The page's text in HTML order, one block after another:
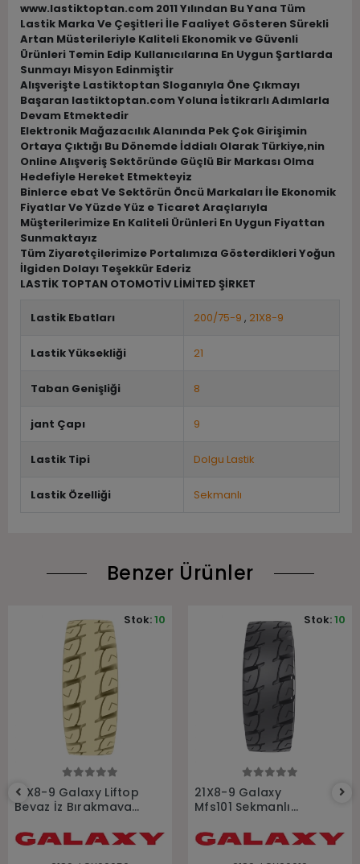
www.lastiktoptan.com 2011 Yılından Bu Yana Tüm
Lastik Marka Ve Çeşitleri İle Faaliyet Gösteren Sürekli
Artan Müsterileriyle Kaliteli Ekonomik ve Güvenli
Ürünleri Temin Edip Kullanıcılarına En Uygun Şartlarda
Sunmayı Misyon Edinmiştir
Alışverişte Lastiktoptan Sloganıyla Öne Çıkmayı
Başaran lastiktoptan.com Yoluna İstikrarlı Adımlarla
Devam Etmektedir
Elektronik Mağazacılık Alanında Pek Çok Girişimin
Ortaya Çıktığı Bu Dönemde İddialı Olarak Türkiye,nin
Online Alışveriş Sektöründe Güçlü Bir Markası Olma
Hedefiyle Hereket Etmekteyiz
Binlerce ebat Ve Sektörün Öncü Markaları İle Ekonomik
Fiyatlar Ve Yüzde Yüz e Ticaret Araçlarıyla
Müşterilerimize En Kaliteli Ürünleri En Uygun Fiyattan
Sunmaktayız
Tüm Ziyaretçilerimize Portalımıza Gösterdikleri Yoğun
İlgiden Dolayı Teşekkür Ederiz
LASTİK TOPTAN OTOMOTİV LİMİTED ŞİRKET
Lastik Ebatları 200/75-9 , 21X8-9
Lastik Yüksekliği 21
Taban Genişliği 8
jant Çapı 9
Lastik Tipi Dolgu Lastik
Lastik Özelliği Sekmanlı
Benzer Ürünler
21X8-9 Galaxy Liftop
Beyaz İz Bırakmayan
Forklift Lastiği
Stok:10
21X8-9 Galaxy
Mfs101 Sekmanlı
Stok:10